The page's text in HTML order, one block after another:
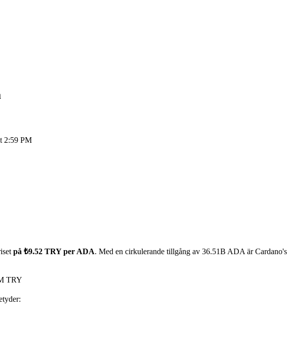
2:59 PM
på ₺9.52 TRY per ADA. Med en cirkulerande tillgång av 36.51B ADA är
TRY